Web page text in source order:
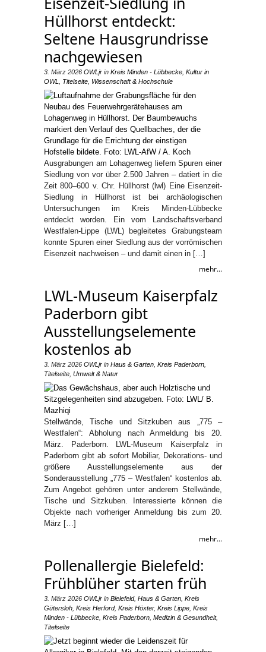
Hüllhorst entdeckt:
Seltene Hausgrundrisse
nachgewiesen
3. März 2026 OWLjr in Kreis Minden - Lübbecke Kultur in
OWL
Titelseite Wissenschaft & Hochschule
Ausgrabungen am Lohagenweg liefern Spuren einer
Siedlung von vor über 2.500 Jahren – datiert in die
Zeit 800–600 v. Chr. Hüllhorst (lwl) Eine Eisenzeit-
Siedlung in Hüllhorst ist bei archäologischen
Untersuchungen im Kreis Minden-Lübbecke
entdeckt worden. Ein vom Landschaftsverband
Westfalen-Lippe (LWL) begleitetes Grabungsteam
konnte Spuren einer Siedlung aus der vorrömischen
Eisenzeit nachweisen – und damit einen in […]
mehr...
LWL-Museum Kaiserpfalz
Paderborn gibt
Ausstellungselemente
kostenlos ab
3. März 2026 OWLjr in Haus & Garten Kreis Paderborn
Titelseite Umwelt & Natur
Stellwände, Tische und Sitzkuben aus „775 –
Westfalen“: Abholung nach Anmeldung bis 20.
März. Paderborn. LWL-Museum Kaiserpfalz in
Paderborn gibt ab sofort Mobiliar, Dekorations- und
größere Ausstellungselemente aus der
Sonderausstellung „775 – Westfalen“ kostenlos ab.
Zum Angebot gehören unter anderem Stellwände,
Tische und Sitzkuben. Interessierte können die
Objekte nach vorheriger Anmeldung bis zum 20.
März […]
mehr...
Pollenallergie Bielefeld:
Frühblüher starten früh
3. März 2026 OWLjr in Bielefeld, Haus & Garten Kreis
Gütersloh Kreis Herford, Kreis Höxter, Kreis Lippe Kreis
Minden - Lübbecke Kreis Paderborn Medizin & Gesundheit,
Titelseite